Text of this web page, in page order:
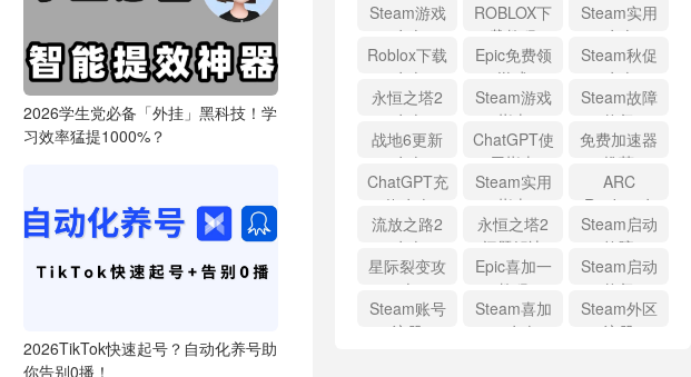
2026学生党必备「外挂」黑科技！学
习效率猛提1000%？
2026TikTok快速起号？自动化养号助
你告别0播！
Steam游戏
攻略
ROBLOX下
载教程
Steam实用
攻略
Roblox下载
攻略
Epic免费领
游戏
Steam秋促
攻略
永恒之塔2
攻略
Steam游戏
指南
Steam故障
修复
战地6更新
攻略
ChatGPT使
用指南
免费加速器
推荐
ChatGPT充
值攻略
Steam实用
指南
ARC
Raiders攻
略
流放之路2
攻略
永恒之塔2
问题解决
Steam启动
故障
星际裂变攻
略
Epic喜加一
教程
Steam启动
修复
Steam账号
注册
Steam喜加
一攻略
Steam外区
注册